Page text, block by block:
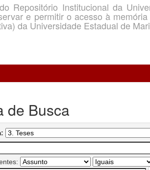
Repositório Institucional da
e permitir o acesso à
da Universidade Estadual de
de Busca